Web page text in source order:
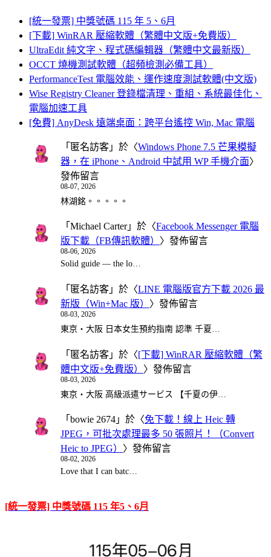
[統一發票] 中獎號碼 115 年 5、6月
[下載] WinRAR 壓縮軟體（繁體中文版+免費版）
UltraEdit 純文字、程式碼編輯器（繁體中文最新版）
OCCT 燒機測試軟體（超頻檢測必備工具）
PerformanceTest 電腦效能、運作速度測試軟體(中文版)
Wise Registry Cleaner 登錄檔清理、重組、系統最佳化、
電腦加速工具
[免費] AnyDesk 遠端桌面：跨平台遙控 Win, Mac 電腦
「 匿名訪客 」於〈Windows Phone 7.5 芒果模擬
器，在 iPhone、Android 中試用 WP 手機介面〉
發佈留言
08-07, 2026
林湖銘。。。。。
「 Michael Carter」於〈Facebook Messenger 電腦
版下載（FB傳訊軟體） 〉發佈留言
08-06, 2026
Solid guide — the lo…
「 匿名訪客 」於〈LINE 電腦版官方下載 2026 最
新版（Win+Mac 版） 〉發佈留言
08-03, 2026
東京・大阪 日本女生預約指南 認準 千夏…
「 匿名訪客 」於〈[下載] WinRAR 壓縮軟體（繁
體中文版+免費版） 〉發佈留言
08-03, 2026
東京・大阪 高級派遣サービス 【千夏の伊…
「 bowie 2674 」於〈免下載！線上 Heic 轉
JPEG，可批次處理最多 50 張照片！（Convert
Heic to JPEG） 〉發佈留言
08-02, 2026
Love that I can batc…
[統一發票] 中獎號碼 115 年5、6月